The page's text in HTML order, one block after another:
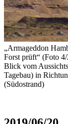
„Armageddon
Forst prüft“ (Foto
Blick vom
Tagebau) in
(Südostrand)